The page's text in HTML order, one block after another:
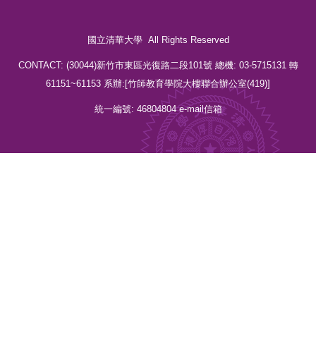
國立清華大學 All Rights Reserved
CONTACT: (30044)新竹市東區光復路二段101號 總機: 03-5715131 轉
61151~61153 系辦:[竹師教育學院大樓聯合辦公室(419)]
統一編號: 46804804e-mail信箱